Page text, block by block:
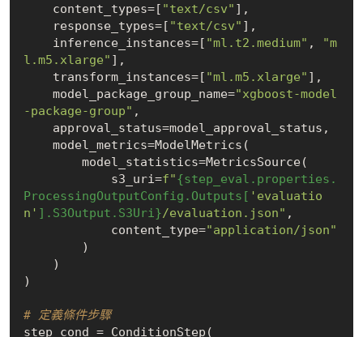
    content_types=[
"text/csv" ],
    response_types=[
"text/csv" ],
    inference_instances=[
"ml.t2.medium" ,
"m
l.m5.xlarge" ],
    transform_instances=[
"ml.m5.xlarge" ],
    model_package_group_name=
"xgboost-model
-package-group" ,
            s3_uri=
f"{step_eval.properties.
ProcessingOutputConfig.Outputs[ 'evaluatio
n' ].S3Output.S3Uri}/evaluation.json" ,
            content_type=
"application/json"
)
# 定義條件步驟
step_cond = ConditionStep(